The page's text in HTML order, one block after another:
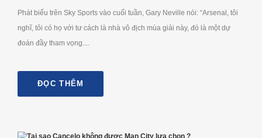
Phát biểu trên Sky Sports vào cuối tuần, Gary Neville nói: “Arsenal, tôi
nghĩ, tôi có họ với tư cách là nhà vô địch mùa giải này, đó là một dự
đoán đầy tham vọng....
ĐỌC THÊM